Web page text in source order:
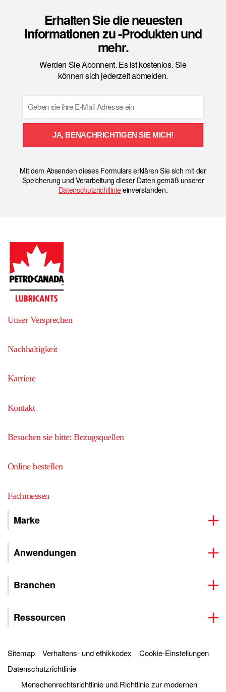
Erhalten Sie die neuesten
Informationen zu -Produkten und
mehr.
Werden Sie Abonnent. Es ist kostenlos. Sie
können sich jederzeit abmelden.
JA, BENACHRICHTIGEN SIE MICH!
Mit dem Absenden dieses Formulars erklären Sie sich mit der
Speicherung und Verarbeitung dieser Daten gemäß unserer
Datenschutzrichtlinieeinverstanden.
Unser Versprechen
Nachhaltigkeit
Karriere
Kontakt
Besuchen sie bitte: Bezugsquellen
Online bestellen
Fachmessen
Marke
Anwendungen
Branchen
Ressourcen
Sitemap Verhaltens- und ethikkodex
Cookie-Einstellungen
Datenschutzrichtlinie
Menschenrechtsrichtlinie und Richtlinie zur modernen